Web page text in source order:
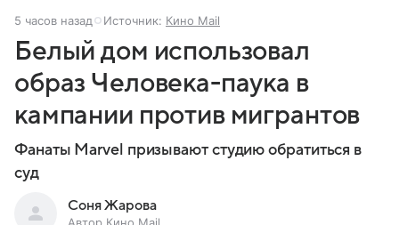
5 часов назад Источник: Кино Mail
Белый дом использовал
образ Человека-паука в
кампании против мигрантов
Фанаты Marvel призывают студию обратиться в
суд
Соня Жарова